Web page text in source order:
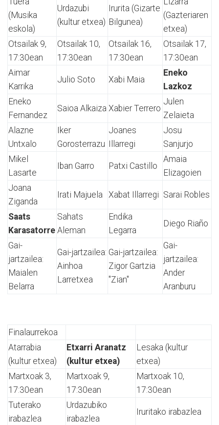
(Musika
eskola)
Urdazubi
(kultur etxea)
Irurita (Gizarte
Bilgunea)
(Gazteriaren
etxea)
Otsailak 9,
17:30ean
Otsailak 10,
17:30ean
Otsailak 16,
17:30ean
Otsailak 17,
17:30ean
Aimar
Karrika
Julio Soto Xabi Maia
Eneko
Lazkoz
Eneko
Fernandez
Saioa Alkaiza Xabier Terrero
Julen
Zelaieta
Alazne
Untxalo
Iker
Gorosterrazu
Joanes
Illarregi
Josu
Sanjurjo
Mikel
Lasarte
Iban Garro Patxi Castillo
Amaia
Elizagoien
Joana
Ziganda
Irati Majuela Xabat Illarregi Sarai Robles
Saats
Karasatorre
Sahats
Aleman
Endika
Legarra
Diego Riaño
Gai-
jartzailea:
Maialen
Belarra
Gai-jartzailea:
Ainhoa
Larretxea
Gai-jartzailea:
Zigor Gartzia
"Zian"
Gai-
jartzailea:
Ander
Aranburu
Finalaurrekoa
Atarrabia
(kultur etxea)
Etxarri Aranatz
(kultur etxea)
Lesaka (kultur
etxea)
Martxoak 3,
17:30ean
Martxoak 9,
17:30ean
Martxoak 10,
17:30ean
Tuterako
irabazlea
Urdazubiko
irabazlea
Iruritako irabazlea